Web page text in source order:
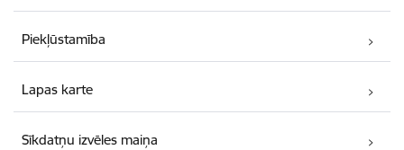
Piekļūstamība
Lapas karte
Sīkdatņu izvēles maiņa